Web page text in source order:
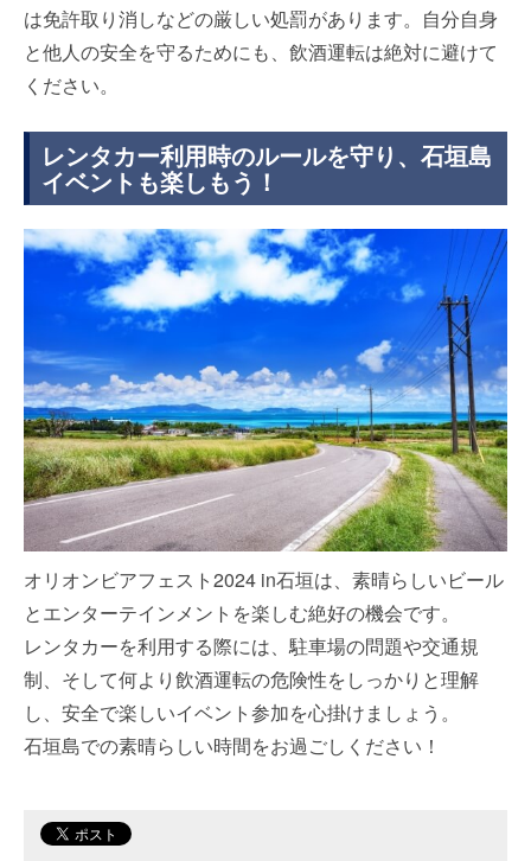
は免許取り消しなどの厳しい処罰があります。自分自身
と他人の安全を守るためにも、飲酒運転は絶対に避けて
ください。
レンタカー利用時のルールを守り、石垣島
イベントも楽しもう！
オリオンビアフェスト2024 in石垣は、素晴らしいビール
とエンターテインメントを楽しむ絶好の機会です。
レンタカーを利用する際には、駐車場の問題や交通規
制、そして何より飲酒運転の危険性をしっかりと理解
し、安全で楽しいイベント参加を心掛けましょう。
石垣島での素晴らしい時間をお過ごしください！